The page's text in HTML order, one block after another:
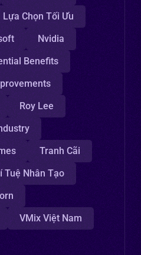
Lựa Chọn Tối Ưu
Nvidia
Benefits
Roy Lee
Tranh Cãi
Tuệ Nhân Tạo
VMix Việt Nam